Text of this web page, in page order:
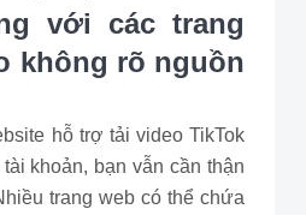
với các trang
không rõ nguồn
hỗ trợ tải video TikTok
khoản, bạn vẫn cần thận
trang web có thể chứa